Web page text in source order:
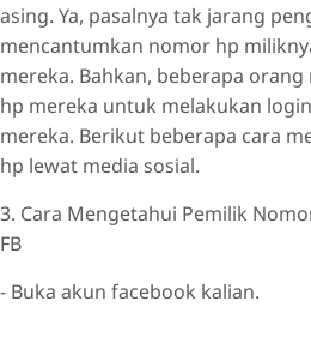
asing. Ya, pasalnya tak jarang
mencantumkan nomor hp
mereka. Bahkan, beberapa
hp mereka untuk melakukan
mereka. Berikut beberapa cara
hp lewat media sosial.
3. Cara Mengetahui Pemilik
FB
- Buka akun facebook kalian.